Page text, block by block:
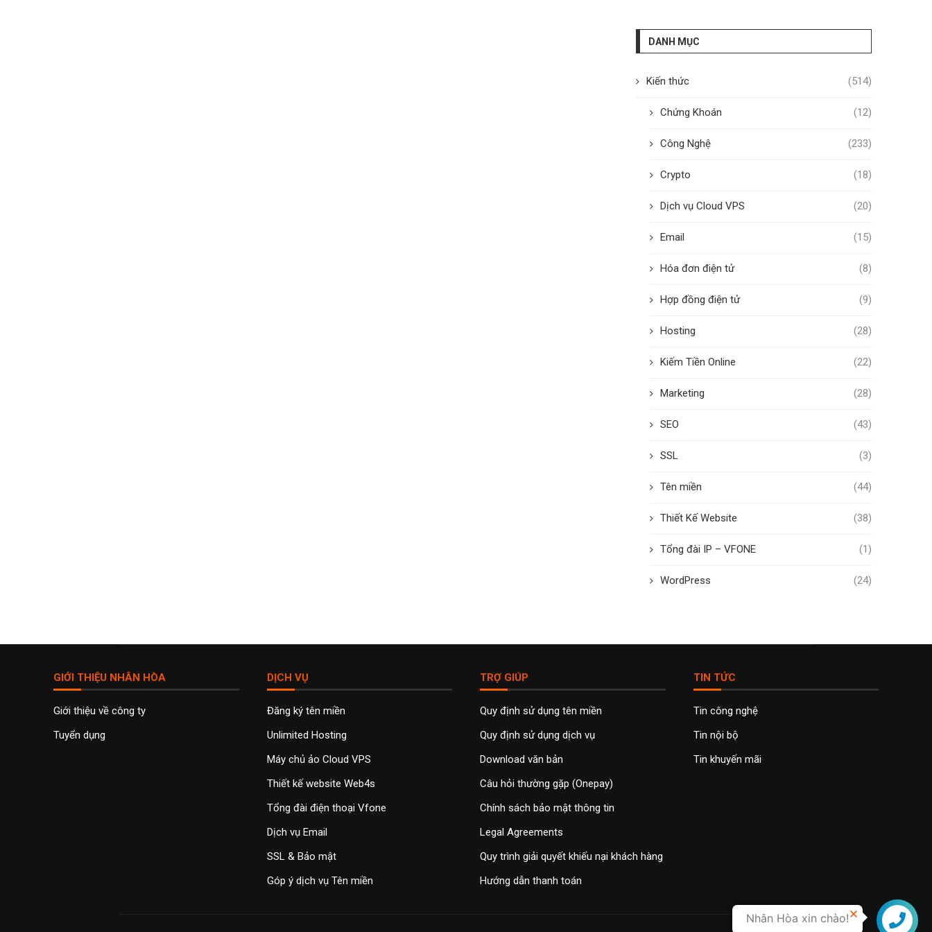
DANH MỤC
Kiến thức (514)
Chứng Khoán (12)
Công Nghệ (233)
Crypto (18)
Dịch vụ Cloud VPS (20)
Email (15)
Hóa đơn điện tử (8)
Hợp đồng điện tử (9)
Hosting (28)
Kiếm Tiền Online (22)
Marketing (28)
SEO (43)
SSL (3)
Tên miền (44)
Thiết Kế Website (38)
Tổng đài IP – VFONE (1)
WordPress (24)
GIỚI THIỆU NHÂN HÒA
Giới thiệu về công ty
Tuyển dụng
DỊCH VỤ
Đăng ký tên miền
Unlimited Hosting
Máy chủ ảo Cloud VPS
Thiết kế website Web4s
Tổng đài điện thoại Vfone
Dịch vụ Email
SSL & Bảo mật
Góp ý dịch vụ Tên miền
TRỢ GIÚP
Quy định sử dụng tên miền
Quy định sử dụng dịch vụ
Download văn bản
Câu hỏi thường gặp (Onepay)
Chính sách bảo mật thông tin
Legal Agreements
Quy trình giải quyết khiếu nại khách hàng
Hướng dẫn thanh toán
TIN TỨC
Tin công nghệ
Tin nội bộ
Tin khuyến mãi
Liên hệ
Nhân Hòa xin chào!